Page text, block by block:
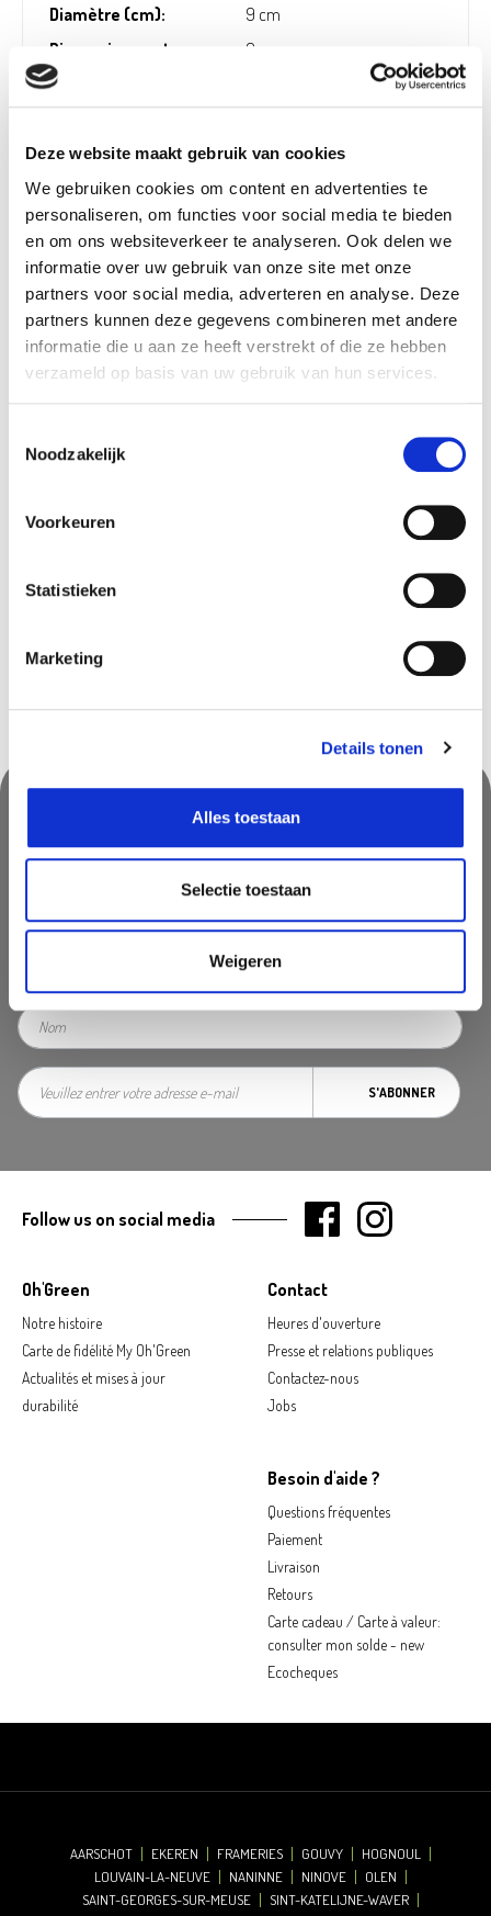
Deze website maakt gebruik van cookies
We gebruiken cookies om content en advertenties te
personaliseren, om functies voor social media te bieden
en om ons websiteverkeer te analyseren. Ook delen we
informatie over uw gebruik van onze site met onze
partners voor social media, adverteren en analyse. Deze
partners kunnen deze gegevens combineren met andere
informatie die u aan ze heeft verstrekt of die ze hebben
verzameld op basis van uw gebruik van hun services.
Noodzakelijk
Voorkeuren
Statistieken
Marketing
Details tonen
Alles toestaan
Selectie toestaan
Weigeren
Diamètre (cm):
9 cm
Dimensions pot:
9 cm
Height pot incl. (cm):
Disponible dans les magasins
Ekeren
In stock
Frameries
In stock
Ninove
Sint-Katelijne-Waver
Zwijndrecht
Suivez-nous & ne manquez rien!
Ne manquez pas des promotions, des astuces inspirantes ou des
S'ABONNER
Oh'Green
Notre histoire
Carte de fidélité My Oh'Green
Actualités et mises à jour
durabilité
Contact
Heures d'ouverture
Presse et relations publiques
Contactez-nous
Jobs
Besoin d'aide ?
Questions fréquentes
Paiement
Livraison
Retours
Carte cadeau / Carte à valeur:
consulter mon solde - new
Ecocheques
Follow us on social media
AARSCHOT EKEREN FRAMERIES GOUVY
HOGNOUL
LOUVAIN-LA-NEUVE
NANINNE NINOVE
OLEN
SAINT-GEORGES-SUR-MEUSE
SINT-KATELIJNE-WAVER